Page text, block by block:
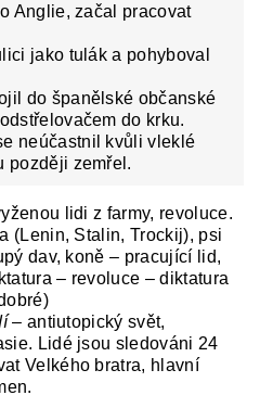
Anglie, začal pracovat
jako tulák a pohyboval
do španělské občanské
do krku.
neúčastnil kvůli vleklé
později zemřel.
lidi z farmy, revoluce.
(Lenin, Stalin, Trockij), psi
dav, koně – pracující lid,
– revoluce – diktatura
– antiutopický svět,
Lidé jsou sledováni 24
Velkého bratra, hlavní